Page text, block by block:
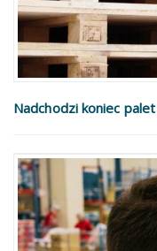
Nadchodzi koniec